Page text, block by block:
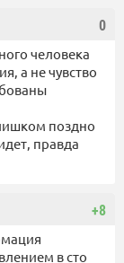
0
человека
а не чувство
поздно
правда
+8
в сто